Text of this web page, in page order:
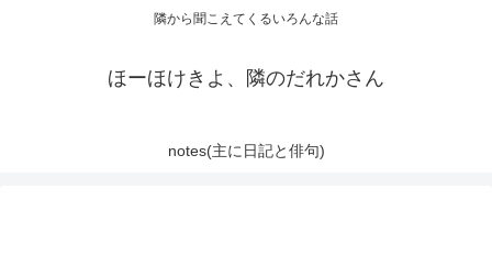
隣から聞こえてくるいろんな話
ほーほけきよ、隣のだれかさん
notes(主に日記と俳句)